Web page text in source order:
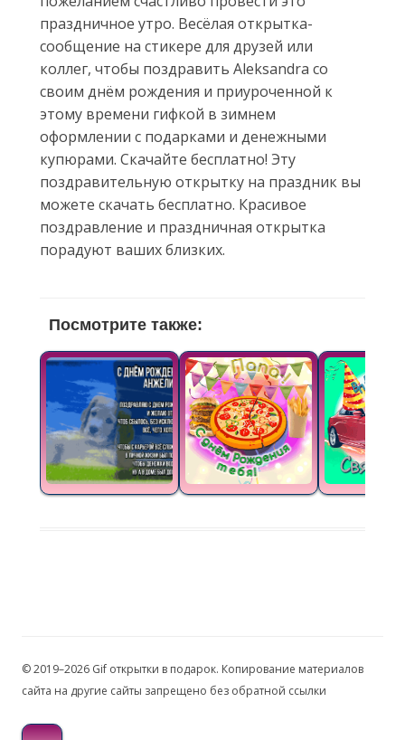
праздничное утро. Весёлая открытка-
сообщение на стикере для друзей или
коллег, чтобы поздравить Aleksandra со
своим днём рождения и приуроченной к
этому времени гифкой в зимнем
оформлении с подарками и денежными
купюрами. Скачайте бесплатно! Эту
поздравительную открытку на праздник вы
можете скачать бесплатно. Красивое
поздравление и праздничная открытка
порадуют ваших близких.
Посмотрите также:
© 2019–2026 Gif открытки в подарок. Копирование материалов
сайта на другие сайты запрещено без обратной ссылки